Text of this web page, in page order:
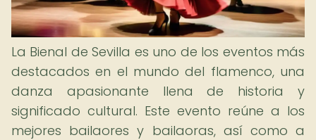
La Bienal de Sevilla es uno de los eventos más
destacados en el mundo del flamenco, una
danza apasionante llena de historia y
significado cultural. Este evento reúne a los
mejores bailaores y bailaoras, así como a